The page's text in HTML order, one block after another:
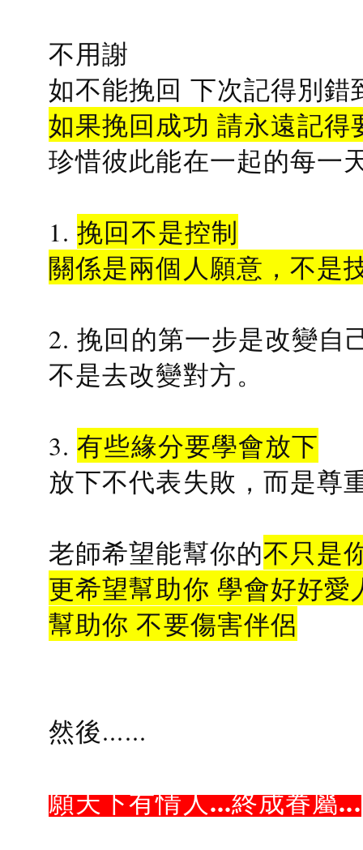
不用謝
如不能挽回 下次記得別錯
如果挽回成功 請永遠記得
珍惜彼此能在一起的每一
1.挽回不是控制
關係是兩個人願意，不是
2. 挽回的第一步是改變自
不是去改變對方。
3.有些緣分要學會放下
放下不代表失敗，而是尊
老師希望能幫你的不只是
更希望幫助你 學會好好愛
幫助你 不要傷害伴侶
然後......
願天下有情人...終成眷屬...